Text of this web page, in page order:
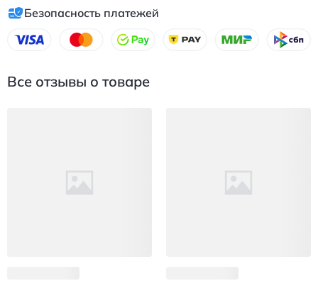
Безопасность платежей
Все отзывы о товаре